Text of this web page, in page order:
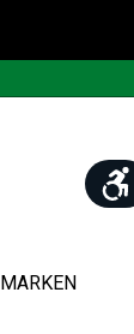
MARKEN